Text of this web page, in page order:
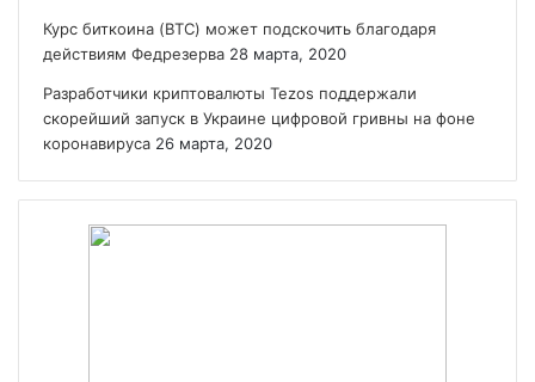
Курс биткоина (BTC) может подскочить благодаря
действиям Федрезерва 28 марта, 2020
Разработчики криптовалюты Tezos поддержали
скорейший запуск в Украине цифровой гривны на фоне
коронавируса 26 марта, 2020